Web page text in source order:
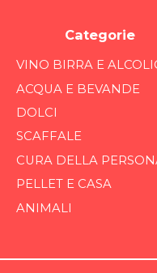
Categorie
VINO BIRRA E
ACQUA E BEVANDE
DOLCI
SCAFFALE
CURA DELLA
PELLET E CASA
ANIMALI